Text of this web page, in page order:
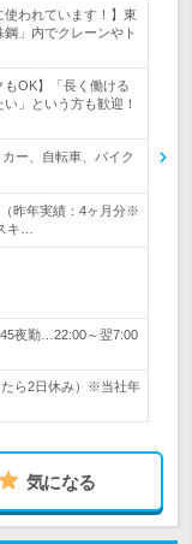
使われています！】東
」内でクレーンやト
もOK】「長く働ける
」という方も歓迎！
ー、自転車、バイク
昨年実績：4ヶ月分※
キ…
夜勤…22:00～翌7:00
たら2日休み）※当社年
気になる